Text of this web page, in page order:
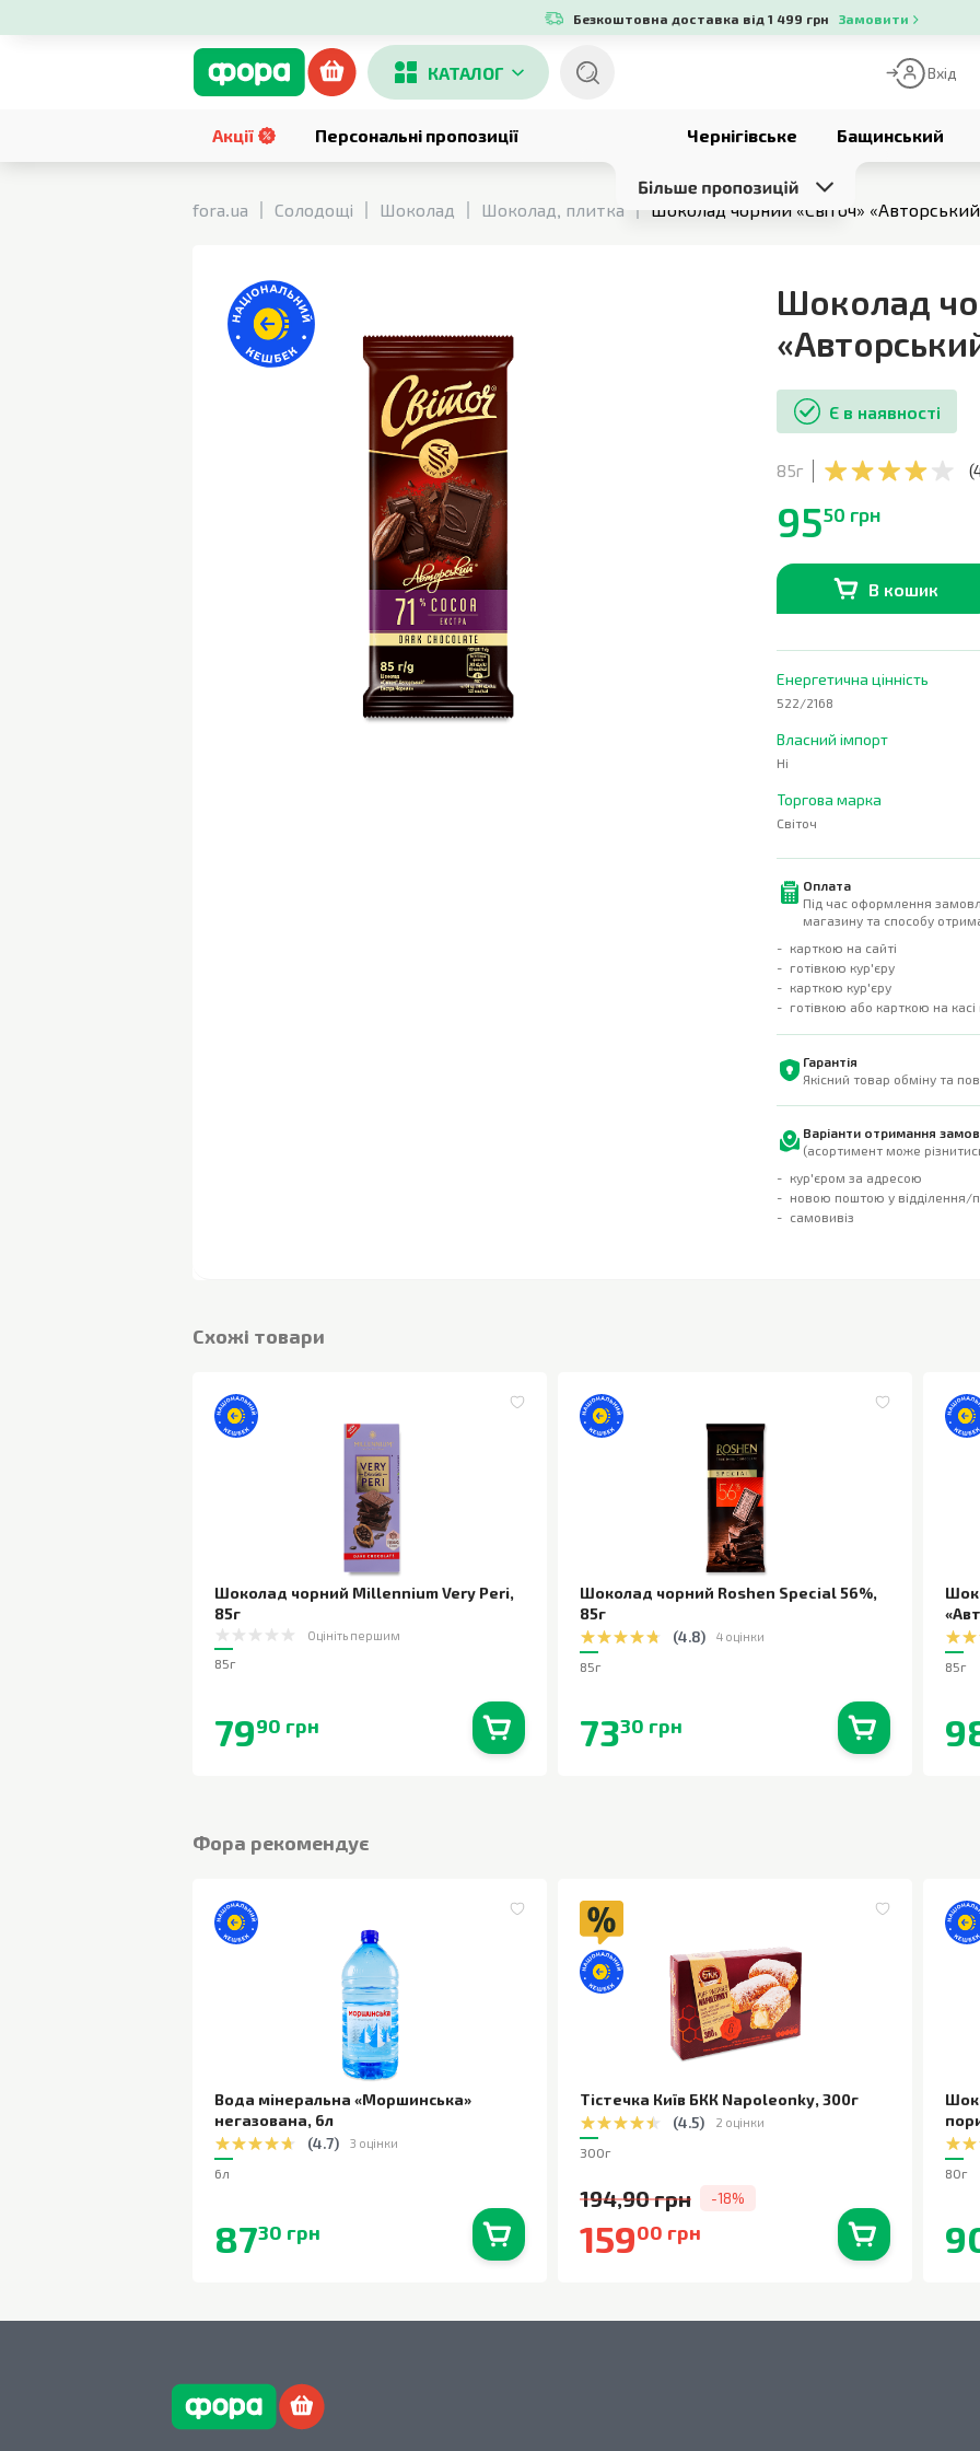
Безкоштовна доставка від 1 499 грн Замовити
КАТАЛОГ Вхід
Акції Персональні пропозиції Чернігівське Бащинський
fora.ua
Солодощі Шоколад Шоколад, плитка Шоколад чорний «Світоч»
Шоколад
Є в наявності
85г (
9550 грн
В кошик
Енергетична цінність
522/2168
Власний імпорт
Ні
Торгова марка
Світоч
Оплата
Під час оформлення
магазину та способу
карткою на сайті
готівкою кур'єру
карткою кур'єру
готівкою або карткою на
Гарантія
Якісний товар обміну та
Варіанти отримання
(асортимент може
кур'єром за адресою
новою поштою у відділення/
самовивіз
Cхожі товари
Шоколад чорний Millennium Very Peri,
85г
Оцініть першим
85г
7990 грн
Шоколад чорний Roshen Special 56%,
85г
(4.8) 4 оцінки
85г
7330 грн
85г
Фора рекомендує
Вода мінеральна «Моршинська»
негазована, 6л
(4.7) 3 оцінки
6л
8730 грн
Тістечка Київ БКК Napoleonky, 300г
(4.5) 2 оцінки
300г
194,90 грн -18%
15900 грн
80г